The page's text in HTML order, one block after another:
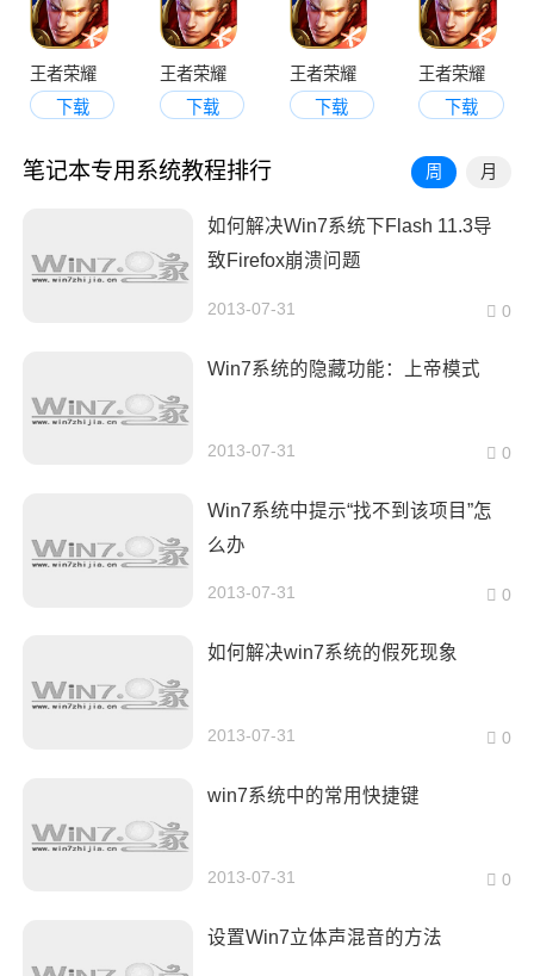
王者荣耀
下载
王者荣耀
下载
王者荣耀
下载
王者荣耀
下载
笔记本专用系统教程排行 周 月
如何解决Win7系统下Flash 11.3导
致Firefox崩溃问题
2013-07-31 0
Win7系统的隐藏功能：上帝模式
2013-07-31 0
Win7系统中提示“找不到该项目”怎
么办
2013-07-31 0
如何解决win7系统的假死现象
2013-07-31 0
win7系统中的常用快捷键
2013-07-31 0
设置Win7立体声混音的方法